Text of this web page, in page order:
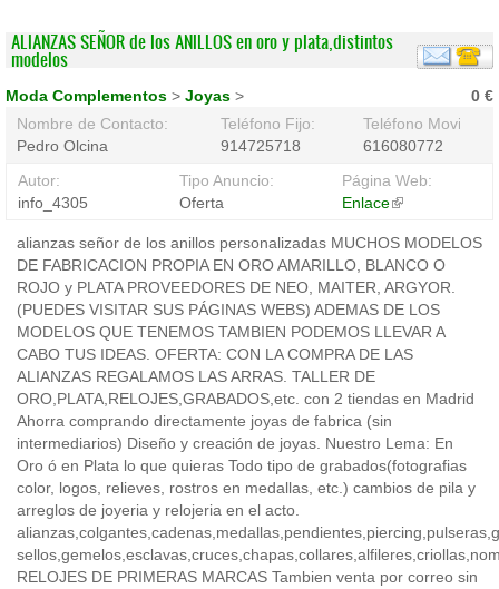
ALIANZAS SEÑOR de los ANILLOS en oro y plata,distintos
modelos
0 €
Moda Complementos > Joyas >
Nombre de Contacto:
Pedro Olcina
Teléfono Fijo:
914725718
Teléfono Movil:
616080772
Autor:
info_4305
Tipo Anuncio:
Oferta
Página Web:
Enlace(link
external)
alianzas señor de los anillos personalizadas MUCHOS MODELOS
DE FABRICACION PROPIA EN ORO AMARILLO, BLANCO O
ROJO y PLATA PROVEEDORES DE NEO, MAITER, ARGYOR.
(PUEDES VISITAR SUS PÁGINAS WEBS) ADEMAS DE LOS
MODELOS QUE TENEMOS TAMBIEN PODEMOS LLEVAR A
CABO TUS IDEAS. OFERTA: CON LA COMPRA DE LAS
ALIANZAS REGALAMOS LAS ARRAS. TALLER DE
ORO,PLATA,RELOJES,GRABADOS,etc. con 2 tiendas en Madrid
Ahorra comprando directamente joyas de fabrica (sin
intermediarios) Diseño y creación de joyas. Nuestro Lema: En
Oro ó en Plata lo que quieras Todo tipo de grabados(fotografias
color, logos, relieves, rostros en medallas, etc.) cambios de pila y
arreglos de joyeria y relojeria en el acto.
RELOJES DE PRIMERAS MARCAS Tambien venta por correo sin